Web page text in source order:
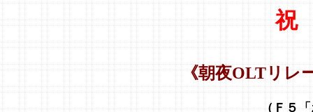
祝
《朝夜OLTリレ
（Ｆ５